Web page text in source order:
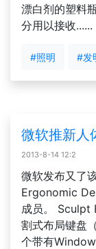
漂白剂的塑料
分用以接收......
#照明 #发
微软推新人
2013-8-14 12:2
微软发布又了
Ergonomic
成员。 Sculpt
割式布局键盘
个带有